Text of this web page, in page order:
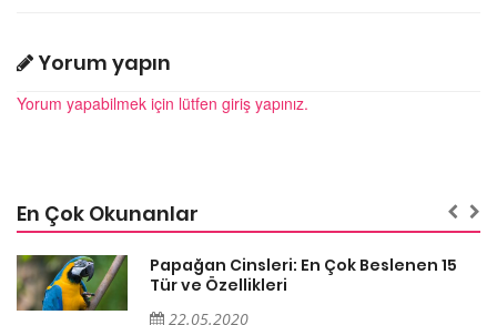
Yorum yapın
Yorum yapabilmek için lütfen giriş yapınız.
En Çok Okunanlar
Papağan Cinsleri: En Çok Beslenen 15
Tür ve Özellikleri
22.05.2020